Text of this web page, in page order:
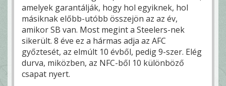
amelyek garantálják, hogy hol egyiknek, hol
másiknak előbb-utóbb összejön az az év,
amikor SB van. Most megint a Steelers-nek
sikerült. 8 éve ez a hármas adja az AFC
győztesét, az elmúlt 10 évből, pedig 9-szer. Elég
durva, miközben, az NFC-ből 10 különböző
csapat nyert.